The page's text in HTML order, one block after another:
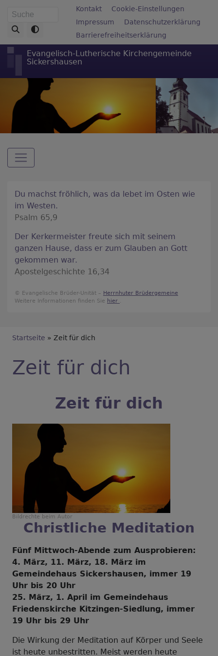
zum
Inhalt
Suche Fußbereichsmenü
Kontakt
Cookie-Einstellungen
Impressum
Datenschutzerklärung
Barrierefreiheitserklärung
Evangelisch-Lutherische Kirchengemeinde
Sickershausen
Hauptnavigation
Du machst fröhlich, was da lebet im Osten wie
im Westen.
Psalm 65,9
Der Kerkermeister freute sich mit seinem
ganzen Hause, dass er zum Glauben an Gott
gekommen war.
Apostelgeschichte 16,34
© Evangelische Brüder-Unität – Herrnhuter Brüdergemeine
Weitere Informationen finden Sie hier .
Breadcrumb
Startseite Zeit für dich
Zeit für dich
Zeit für dich
Bildrechte beim Autor
Christliche Meditation
Fünf Mittwoch-Abende zum Ausprobieren:
4. März, 11. März, 18. März im
Gemeindehaus Sickershausen, immer 19
Uhr bis 20 Uhr
25. März, 1. April im Gemeindehaus
Friedenskirche Kitzingen-Siedlung, immer
19 Uhr bis 29 Uhr
Die Wirkung der Meditation auf Körper und Seele
ist heute unbestritten. Meist werden heute